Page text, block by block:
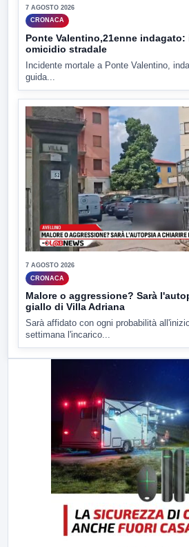
7 AGOSTO 2026
CRONACA
Ponte Valentino,21enne
omicidio stradale
Incidente mortale a Ponte Valentino,
guida...
7 AGOSTO 2026
CRONACA
Malore o aggressione? Sarà
giallo di Villa Adriana
Sarà affidato con ogni probabilità
settimana l'incarico...